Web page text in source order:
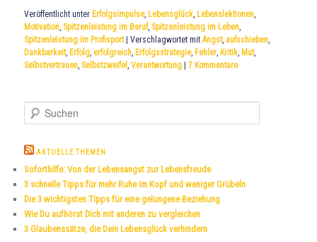
Veröffentlicht unter Erfolgsimpulse, Lebensglück, Lebenslektionen,
Motivation, Spitzenleistung im Beruf, Spitzenleistung im Leben,
Spitzenleistung im Profisport
|Verschlagwortet mit Angst, aufschieben,
Dankbarkeit, Erfolg, erfolgreich, Erfolgsstrategie, Fehler, Kritik, Mut,
Selbstvertrauen, Selbstzweifel,Verantwortung |7 Kommentare
u
h
n
AKTUELLE THEMEN
Soforthilfe: Von der Lebensangst zur Lebensfreude
3 schnelle Tipps für mehr Ruhe im Kopf und weniger Grübeln
Die 3 wichtigsten Tipps für eine gelungene Beziehung
Wie Du aufhörst Dich mit anderen zu vergleichen
3 Glaubenssätze, die Dein Lebensglück verhindern